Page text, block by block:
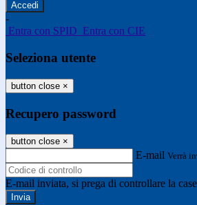
-
Entra con SPID Entra con CIE
Seleziona utente
button close ×
Recupero password
button close ×
E-mail Verrà
E-mail inviata, si prega di controllare la